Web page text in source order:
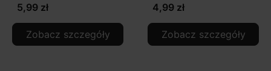
5,99 zł
Zobacz szczegóły
4,99 zł
Zobacz szczegóły